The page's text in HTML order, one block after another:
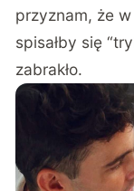
przyznam, że
spisałby się
zabrakło.